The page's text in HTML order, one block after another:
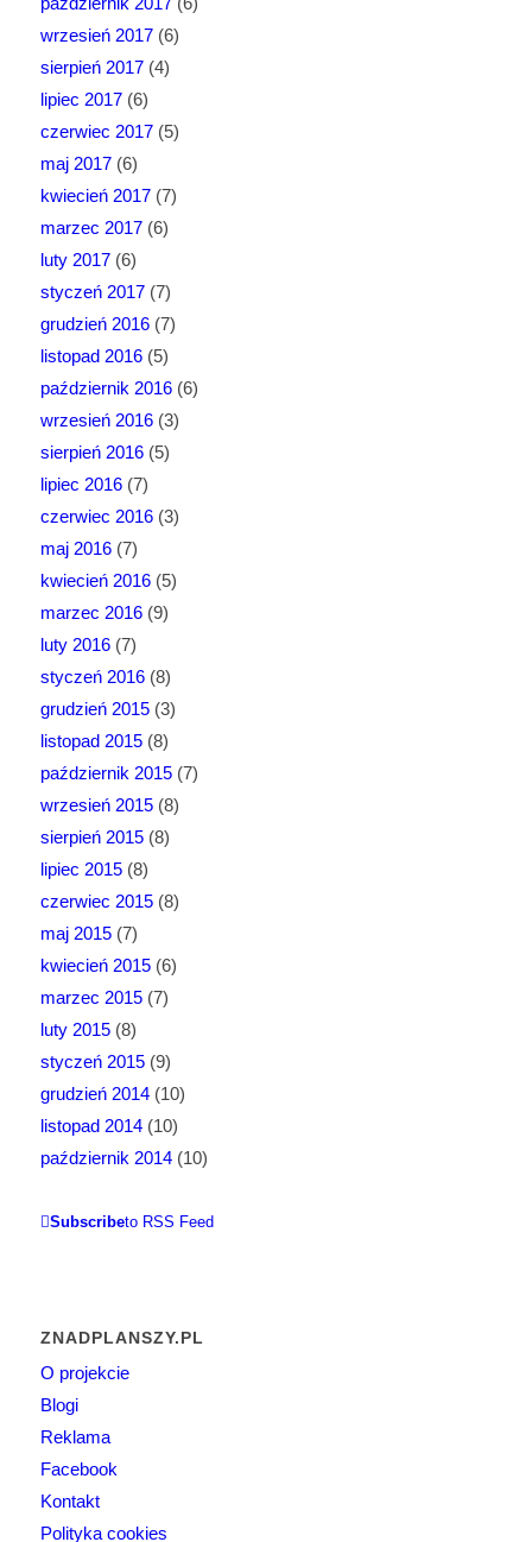
wrzesień 2017(6)
sierpień 2017(4)
lipiec 2017(6)
czerwiec 2017(5)
maj 2017(6)
kwiecień 2017(7)
marzec 2017(6)
luty 2017(6)
styczeń 2017(7)
grudzień 2016(7)
listopad 2016(5)
październik 2016(6)
wrzesień 2016(3)
sierpień 2016(5)
lipiec 2016(7)
czerwiec 2016(3)
maj 2016(7)
kwiecień 2016(5)
marzec 2016(9)
luty 2016(7)
styczeń 2016(8)
grudzień 2015(3)
listopad 2015(8)
październik 2015(7)
wrzesień 2015(8)
sierpień 2015(8)
lipiec 2015(8)
czerwiec 2015(8)
maj 2015(7)
kwiecień 2015(6)
marzec 2015(7)
luty 2015(8)
styczeń 2015(9)
grudzień 2014(10)
listopad 2014(10)
październik 2014(10)
Subscribeto RSS Feed
ZNADPLANSZY.PL
O projekcie
Blogi
Reklama
Facebook
Kontakt
Polityka cookies